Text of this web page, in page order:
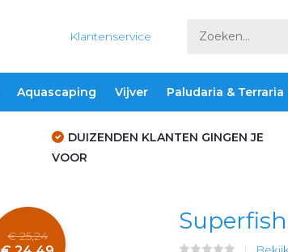
Klantenservice
Aquascaping Vijver Paludaria & Terraria
DUIZENDEN KLANTEN GINGEN JE
VOOR
€ 25,24
Superfish